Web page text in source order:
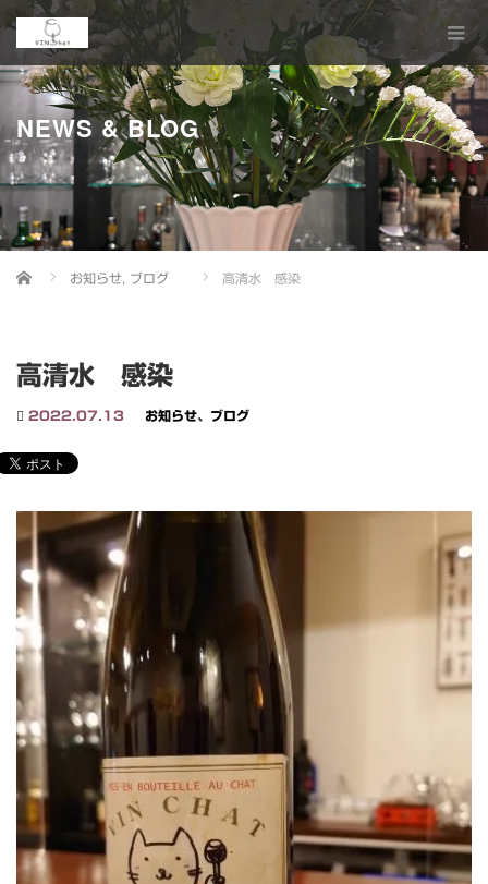
NEWS & BLOG
Home お知らせ ブログ 高清水 感染
高清水 感染
2022.07.13 お知らせ、 ブログ